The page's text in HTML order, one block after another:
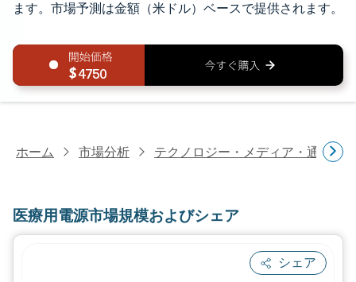
ます。市場予測は金額（米ドル）ベースで提供されます。
4750
ホーム 市場分析 テクノロジー・メディア・通信研
医療用電源市場規模およびシェア
シェア